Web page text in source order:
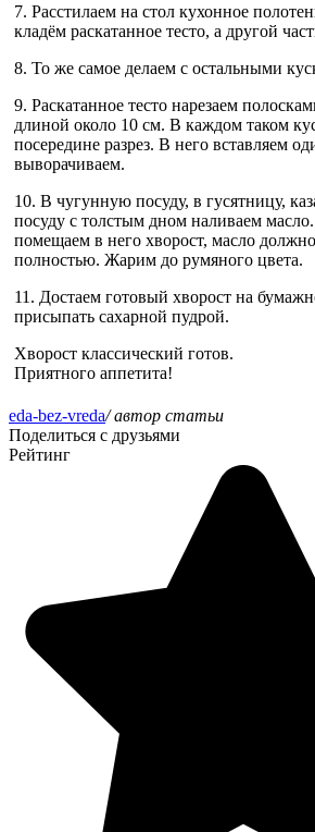
7. Расстилаем на стол кухонное
кладём раскатанное тесто, а другой
8. То же самое делаем с остальными
9. Раскатанное тесто нарезаем
длиной около 10 см. В каждом таком
посередине разрез. В него вставляем
выворачиваем.
10. В чугунную посуду, в гусятницу,
посуду с толстым дном наливаем
помещаем в него хворост, масло
полностью. Жарим до румяного цвета.
11. Достаем готовый хворост на
присыпать сахарной пудрой.
Хворост классический готов.
Приятного аппетита!
eda-bez-vreda/ автор статьи
Поделиться с друзьями
Рейтинг